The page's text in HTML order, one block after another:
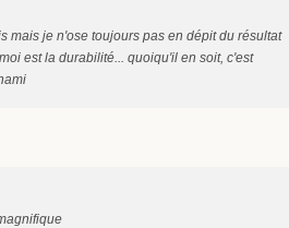
mais je n'ose toujours pas en dépit du résultat
est la durabilité... quoiqu'il en soit, c'est